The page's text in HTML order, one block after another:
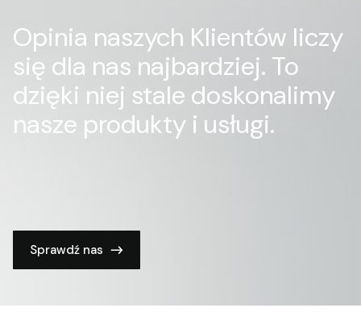
Opinia naszych Klientów liczy
się dla nas najbardziej. To
dzięki niej stale doskonalimy
nasze produkty i usługi.
Sprawdź nas